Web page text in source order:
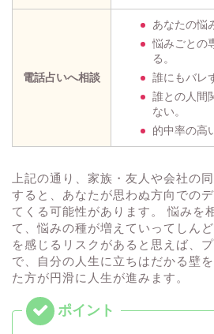
電話占いへ相談
あなたの悩
悩みごとの
る。
誰にもバレ
誰との人間
ない。
的中率の高
上記の通り、家族・友人や会社の
すると、あなたが思わぬ方向での
てくる可能性があります。 悩みを
て、悩みの種が増えていってしん
を感じるリスクがあると思えば、
で、自分の人生に立ちはだかる壁
た方が円滑に人生が進みます。